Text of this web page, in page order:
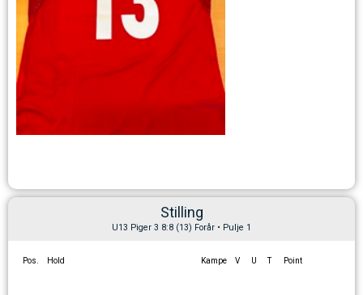
Stilling
U13 Piger 3 8:8 (13) Forår • Pulje 1
Pos. Hold Kampe V U T Point